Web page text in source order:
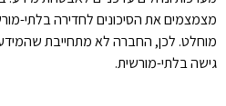
מצמצמים את הסיכונים לחדירה בלתי-
מוחלט. לכן, החברה לא מתחייבת שהמידע
גישה בלתי-מורשית.